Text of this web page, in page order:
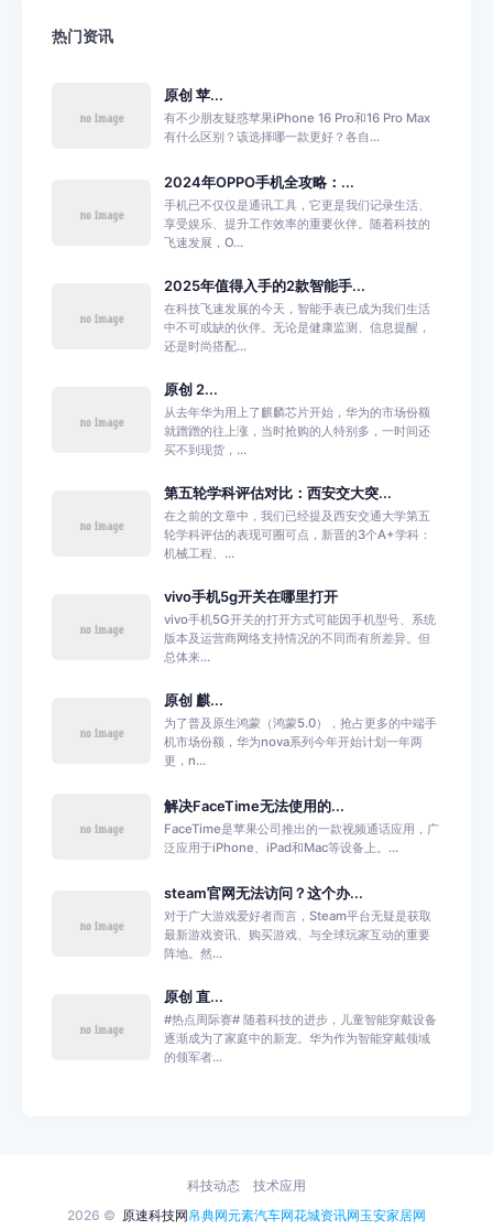
热门资讯
原创 苹...
有不少朋友疑惑苹果iPhone 16 Pro和16 Pro Max
有什么区别？该选择哪一款更好？各自...
2024年OPPO手机全攻略：...
手机已不仅仅是通讯工具，它更是我们记录生活、
享受娱乐、提升工作效率的重要伙伴。随着科技的
飞速发展，O...
2025年值得入手的2款智能手...
在科技飞速发展的今天，智能手表已成为我们生活
中不可或缺的伙伴。无论是健康监测、信息提醒，
还是时尚搭配...
原创 2...
从去年华为用上了麒麟芯片开始，华为的市场份额
就蹭蹭的往上涨，当时抢购的人特别多，一时间还
买不到现货，...
第五轮学科评估对比：西安交大突...
在之前的文章中，我们已经提及西安交通大学第五
轮学科评估的表现可圈可点，新晋的3个A+学科：
机械工程、...
vivo手机5g开关在哪里打开
vivo手机5G开关的打开方式可能因手机型号、系统
版本及运营商网络支持情况的不同而有所差异。但
总体来...
原创 麒...
为了普及原生鸿蒙（鸿蒙5.0），抢占更多的中端手
机市场份额，华为nova系列今年开始计划一年两
更，n...
解决FaceTime无法使用的...
FaceTime是苹果公司推出的一款视频通话应用，广
泛应用于iPhone、iPad和Mac等设备上。...
steam官网无法访问？这个办...
对于广大游戏爱好者而言，Steam平台无疑是获取
最新游戏资讯、购买游戏、与全球玩家互动的重要
阵地。然...
原创 直...
#热点周际赛# 随着科技的进步，儿童智能穿戴设备
逐渐成为了家庭中的新宠。华为作为智能穿戴领域
的领军者...
2026 © 原速科技网帛典网元素汽车网花城资讯网玉安家居网
科技动态 技术应用